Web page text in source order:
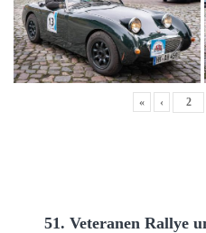
« ‹
51. Veteranen Rallye